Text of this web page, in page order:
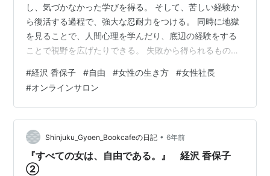
し、気づかなかった学びを得る。 そして、苦しい経験か
ら復活する過程で、強大な忍耐力をつける。 同時に地獄
を見ることで、人間心理を学んだり、底辺の経験をする
ことで視野を広げたりできる。 失敗から得られるもの
成功確率を上げる宝ともいえる学びだ。 消し去りたいく
らいのひどい過去や失敗があればあるほど、 それをうま
く乗り越えれば乗り越えるほど、 人としての安定感は増
してくる。 書籍や連載、ブログなどを書いていても思う
のは、 失敗体験を書いたものは本当に多くの方が熟読し
てくれるということ。 単に失敗談を書く…
#経沢 香保子 #自由 #女性の生き方 #女性社長
#オンラインサロン
Shinjuku_Gyoen_Bookcafeの日記 • 6年前
『すべての女は、自由である。』 経沢 香保子
②